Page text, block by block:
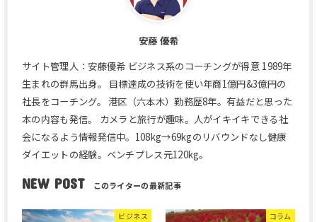
安藤 優希
サイト管理人：安藤優希 ビジネス系のコーチングが得意 1989年
生まれの群馬出身。 目標達成の技術を使い年商1億円&3億円の
社長をコーチング。 港区（六本木）勤務歴8年。有益だと思った
本の内容も発信。 カメラと旅行が趣味。人がイキイキできる社
会になるよう情報発信中。108kg→69kgのリバウンドなし健康
ダイエットの経験。ベンチプレス元120kg。
NEW POST
ビジネス コラム